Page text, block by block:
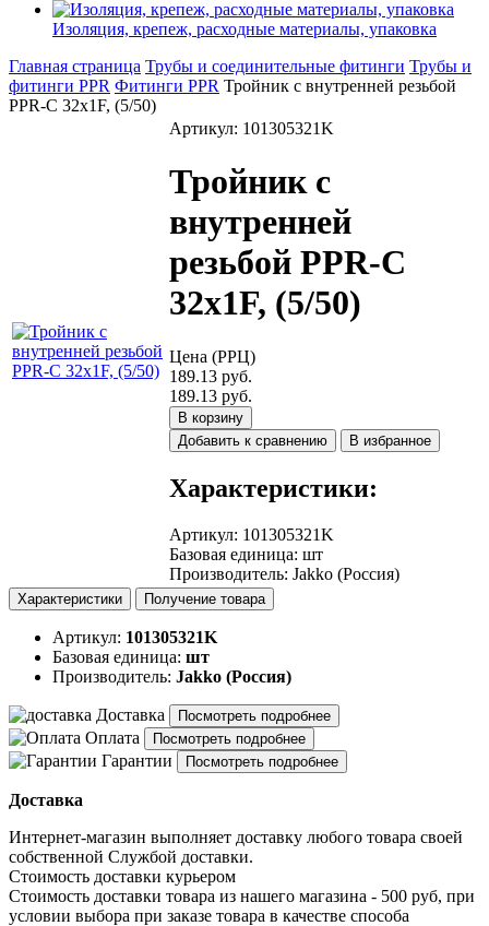
Изоляция, крепеж, расходные материалы, упаковка
Главная страница Трубы и соединительные фитинги Трубы и
фитинги PPR Фитинги PPR Тройник с внутренней резьбой
PPR-C 32х1F, (5/50)
Артикул: 101305321K
Тройник с
внутренней
резьбой PPR-C
32х1F, (5/50)
Цена (РРЦ)
189.13 руб.
189.13 руб.
В корзину
Добавить к сравнению
В избранное
Характеристики:
Артикул: 101305321K
Базовая единица: шт
Производитель: Jakko (Россия)
Характеристики Получение товара
Артикул: 101305321K
Базовая единица: шт
Производитель: Jakko (Россия)
Доставка Посмотреть подробнее
Оплата Посмотреть подробнее
Гарантии Посмотреть подробнее
Доставка
Интернет-магазин выполняет доставку любого товара своей
собственной Службой доставки.
Стоимость доставки курьером
Стоимость доставки товара из нашего магазина - 500 руб, при
условии выбора при заказе товара в качестве способа